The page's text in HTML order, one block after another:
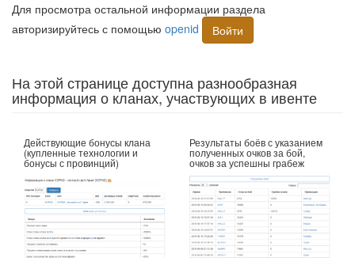
Для просмотра остальной информации раздела
авторизируйтесь с помощью openid Войти
На этой странице доступна разнообразная
информация о кланах, участвующих в ивенте
Действующие бонусы клана
(купленные технологии и
бонусы с провинций)
Результаты боёв с указанием
полученных очков за бой,
очков за успешны грабеж